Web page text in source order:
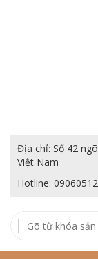
Địa chỉ: Số 42
Việt Nam
Hotline: